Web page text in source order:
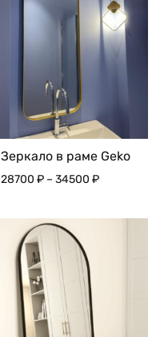
Зеркало в раме Geko
28700 ₽ – 34500 ₽Диапазон